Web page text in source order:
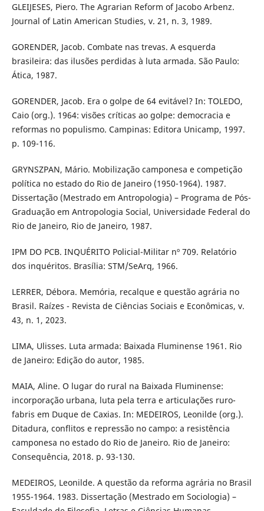
GLEIJESES, Piero. The Agrarian Reform of Jacobo Arbenz.
Journal of Latin American Studies, v. 21, n. 3, 1989.
GORENDER, Jacob. Combate nas trevas. A esquerda
brasileira: das ilusões perdidas à luta armada. São Paulo:
Ática, 1987.
GORENDER, Jacob. Era o golpe de 64 evitável? In: TOLEDO,
Caio (org.). 1964: visões críticas ao golpe: democracia e
reformas no populismo. Campinas: Editora Unicamp, 1997.
p. 109-116.
GRYNSZPAN, Mário. Mobilização camponesa e competição
política no estado do Rio de Janeiro (1950-1964). 1987.
Dissertação (Mestrado em Antropologia) – Programa de Pós-
Graduação em Antropologia Social, Universidade Federal do
Rio de Janeiro, Rio de Janeiro, 1987.
IPM DO PCB. INQUÉRITO Policial-Militar nº 709. Relatório
dos inquéritos. Brasília: STM/SeArq, 1966.
LERRER, Débora. Memória, recalque e questão agrária no
Brasil. Raízes - Revista de Ciências Sociais e Econômicas, v.
43, n. 1, 2023.
LIMA, Ulisses. Luta armada: Baixada Fluminense 1961. Rio
de Janeiro: Edição do autor, 1985.
MAIA, Aline. O lugar do rural na Baixada Fluminense:
incorporação urbana, luta pela terra e articulações ruro-
fabris em Duque de Caxias. In: MEDEIROS, Leonilde (org.).
Ditadura, conflitos e repressão no campo: a resistência
camponesa no estado do Rio de Janeiro. Rio de Janeiro:
Consequência, 2018. p. 93-130.
MEDEIROS, Leonilde. A questão da reforma agrária no Brasil
1955-1964. 1983. Dissertação (Mestrado em Sociologia) –